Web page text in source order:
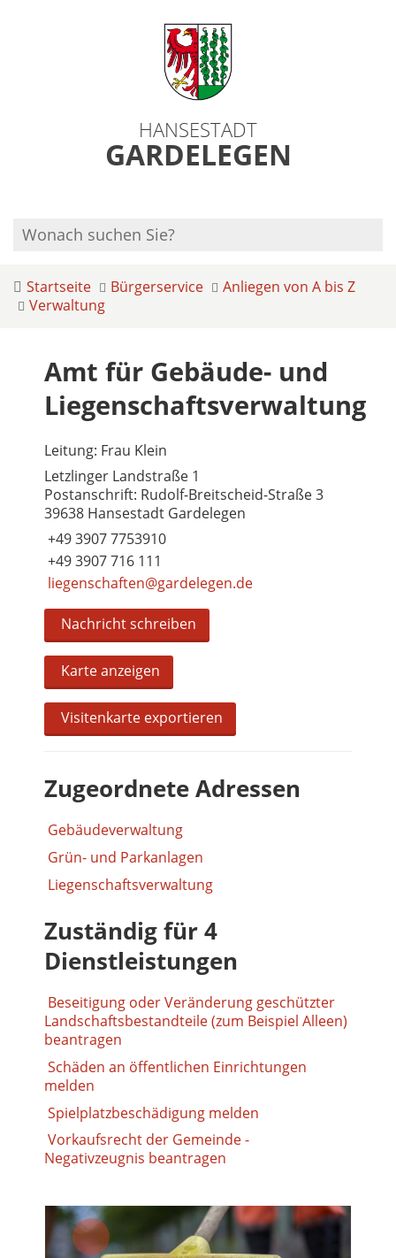
HANSESTADT
GARDELEGEN
Startseite Bürgerservice
Anliegen von A bis Z
Verwaltung
Amt für Gebäude- und
Liegenschaftsverwaltung
Leitung: Frau Klein
Letzlinger Landstraße 1
Postanschrift: Rudolf-Breitscheid-Straße 3
39638 Hansestadt Gardelegen
+49 3907 7753910
+49 3907 716 111
liegenschaften@gardelegen.de
Nachricht schreiben
Karte anzeigen
Visitenkarte exportieren
Zugeordnete Adressen
Gebäudeverwaltung
Grün- und Parkanlagen
Liegenschaftsverwaltung
Zuständig für 4
Dienstleistungen
Beseitigung oder Veränderung geschützter
Landschaftsbestandteile (zum Beispiel Alleen)
beantragen
Schäden an öffentlichen Einrichtungen
melden
Spielplatzbeschädigung melden
Vorkaufsrecht der Gemeinde -
Negativzeugnis beantragen